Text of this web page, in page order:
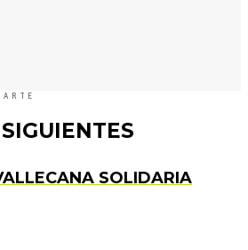
SOLIDARIA